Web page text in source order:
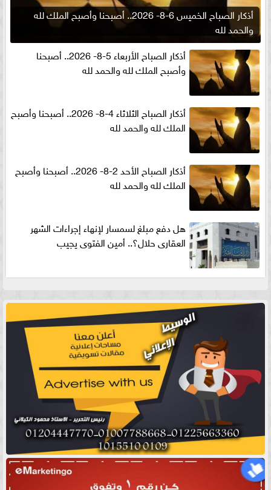
أذكار الصباح الخميس 6-8- 2026.. أصبحنا وأصبح الملك لله
والحمد لله
أذكار الصباح الأربعاء 5-8- 2026.. أصبحنا
وأصبح الملك لله والحمد لله
أذكار الصباح الثلاثاء 4-8- 2026.. أصبحنا وأصبح
الملك لله والحمد لله
أذكار الصباح الأحد 2-8- 2026.. أصبحنا وأصبح
الملك لله والحمد لله
هل دفع مبلغ لسمسار لإنهاء إجراءات الشهر
العقارى حلال؟.. أمين الفتوى يجيب